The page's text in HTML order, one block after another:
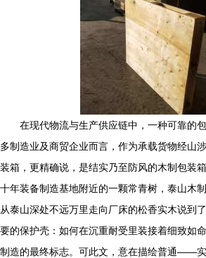
在现代物流与生产供应链中，一种可靠的
多制造业及商贸企业而言，作为承载货物经山
装箱，更精确说，是结实乃至防风的木制包装
十年装备制造基地附近的一颗常青树，泰山木
从泰山深处不远万里走向厂床的松香实木说到
要的保护壳：如何在沉重耐受里装接着细致如
制造的最终标志。可此文，意在描绘普通——